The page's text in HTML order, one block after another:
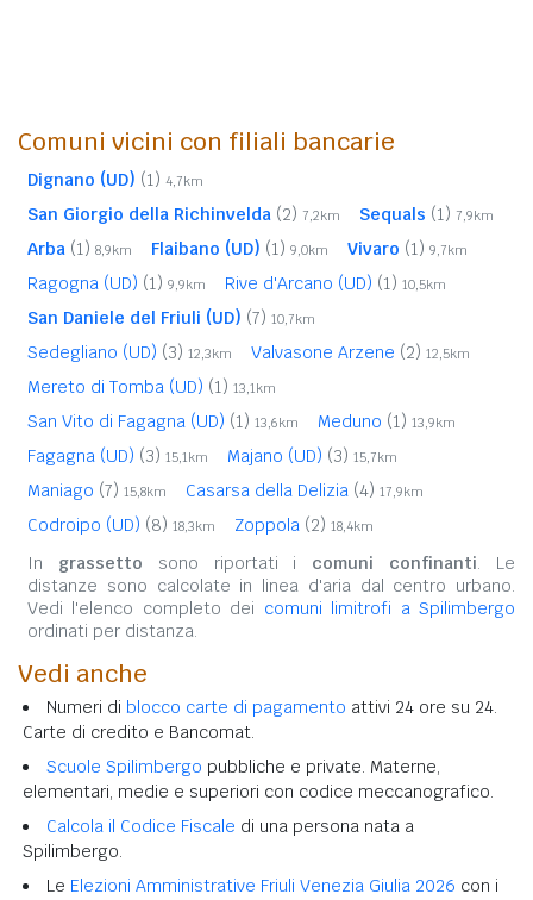
Comuni vicini con filiali bancarie
Dignano (UD) (1) 4,7km
San Giorgio della Richinvelda (2) 7,2km Sequals (1) 7,9km
Arba (1) 8,9km Flaibano (UD) (1) 9,0km Vivaro (1) 9,7km
Ragogna (UD) (1) 9,9km Rive d'Arcano (UD) (1) 10,5km
San Daniele del Friuli (UD) (7) 10,7km
Sedegliano (UD) (3) 12,3km Valvasone Arzene (2) 12,5km
Mereto di Tomba (UD) (1) 13,1km
San Vito di Fagagna (UD) (1) 13,6km Meduno (1) 13,9km
Fagagna (UD) (3) 15,1km Majano (UD) (3) 15,7km
Maniago (7) 15,8km Casarsa della Delizia (4) 17,9km
Codroipo (UD) (8) 18,3km Zoppola (2) 18,4km
In grassetto sono riportati i comuni confinanti. Le
distanze sono calcolate in linea d'aria dal centro urbano.
Vedi l'elenco completo dei comuni limitrofi a Spilimbergo
ordinati per distanza.
Vedi anche
Numeri di blocco carte di pagamento attivi 24 ore su 24.
Carte di credito e Bancomat.
Scuole Spilimbergo pubbliche e private. Materne,
elementari, medie e superiori con codice meccanografico.
Calcola il Codice Fiscale di una persona nata a
Spilimbergo.
Le Elezioni Amministrative Friuli Venezia Giulia 2026 con i